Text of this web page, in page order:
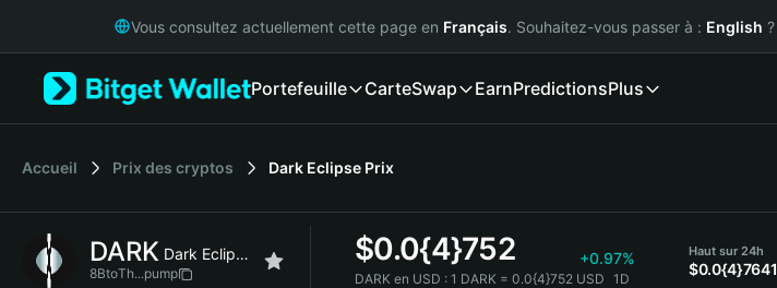
Русский
Italiano
简体中文
繁體中文
Vous consultez actuellement cette page en Français. Souhaitez-vous passer à : English ?
Portefeuille CarteSwap EarnPredictionsPlus
Accueil Prix des cryptos Dark Eclipse Prix
DARK Dark Eclipse
8BtoTh...pump
$0.0{4}752 +0.97%
DARK en USD : 1 DARK = 0.0{4}752 USD 1D
Haut sur 24h
$0.0{4}7641